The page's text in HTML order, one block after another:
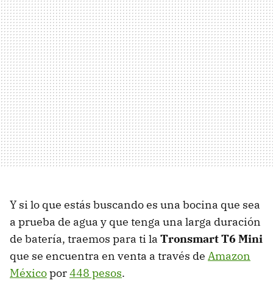
Y si lo que estás buscando es una bocina que sea
a prueba de agua y que tenga una larga duración
de batería, traemos para ti la Tronsmart T6 Mini
que se encuentra en venta a través de Amazon
Méxicopor448 pesos.